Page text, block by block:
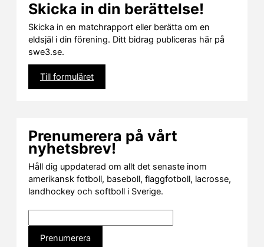
Skicka in din berättelse!
Skicka in en matchrapport eller berätta om en
eldsjäl i din förening. Ditt bidrag publiceras här på
swe3.se.
Till formuläret
Prenumerera på vårt
nyhetsbrev!
Håll dig uppdaterad om allt det senaste inom
amerikansk fotboll, baseboll, flaggfotboll, lacrosse,
landhockey och softboll i Sverige.